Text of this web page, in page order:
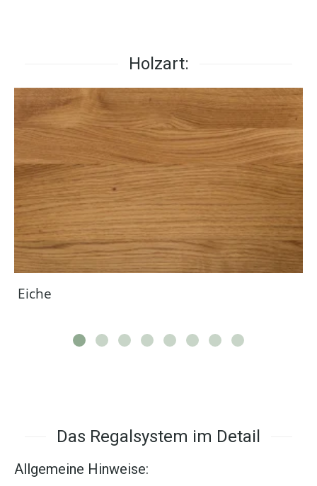
Holzart:
Eiche
Das Regalsystem im Detail
Allgemeine Hinweise: